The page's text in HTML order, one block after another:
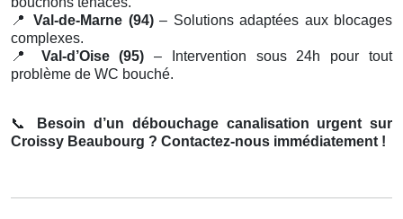
📍
Val-de-Marne (94)– Solutions adaptées aux blocages
complexes.
📍
Val-d’Oise (95) – Intervention sous 24h pour tout
problème de WC bouché.
📞
Besoin d’un débouchage canalisation urgent sur
Croissy Beaubourg ? Contactez-nous immédiatement !